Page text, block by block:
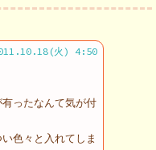
火) 4:50
ったなんて気が付
色々と入れてしま